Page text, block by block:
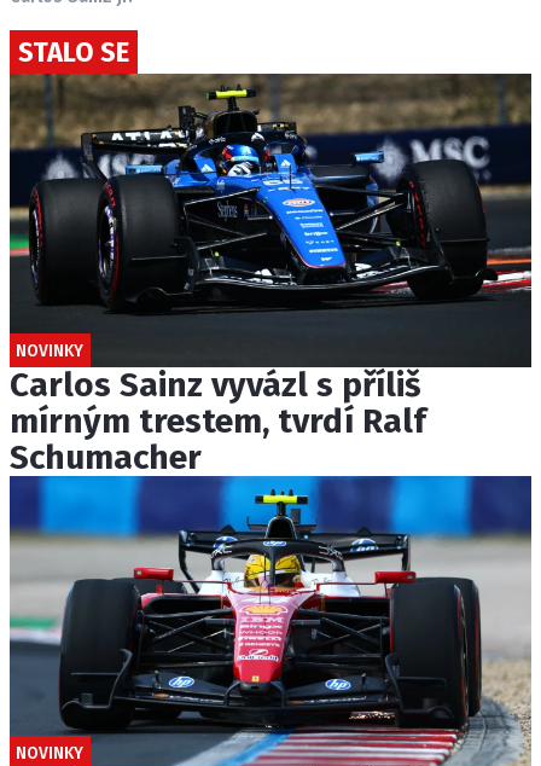
STALO SE
NOVINKY
Carlos Sainz vyvázl s příliš
mírným trestem, tvrdí Ralf
Schumacher
NOVINKY